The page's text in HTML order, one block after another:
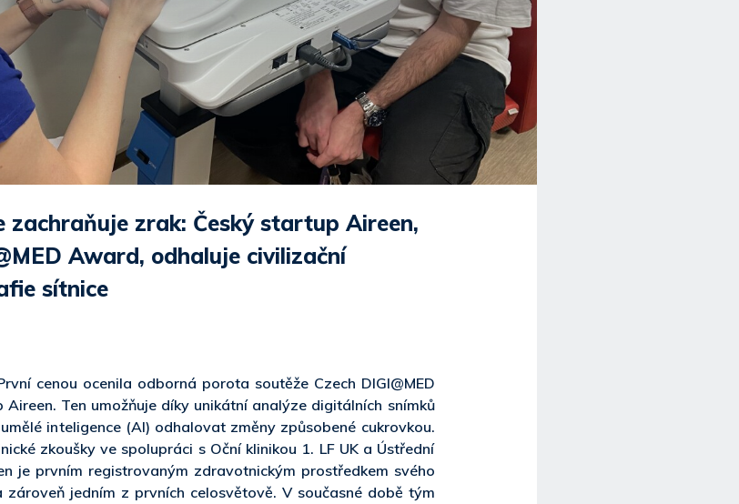
zachraňuje zrak: Český startup Aireen,
Award, odhaluje civilizační
sítnice
cenou ocenila odborná porota soutěže Czech DIGI@MED
Ten umožňuje díky unikátní analýze digitálních snímků
inteligence (AI) odhalovat změny způsobené cukrovkou.
zkoušky ve spolupráci s Oční klinikou 1. LF UK a Ústřední
je prvním registrovaným zdravotnickým prostředkem svého
zároveň jedním z prvních celosvětově. V současné době tým